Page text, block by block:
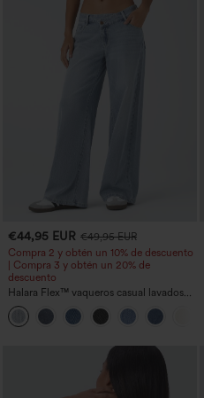
€44,95 EUR €49,95 EUR
Compra 2 y obtén un 10% de descuento
| Compra 3 y obtén un 20% de
descuento
Halara Flex™ vaqueros casual lavados
asimétricos de tiro bajo con bolsillos
con cremallera, corte baggy y pierna
ancha